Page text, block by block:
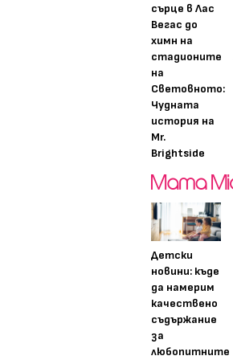
сърце в Лас
Вегас до
химн на
стадионите
на
Световното:
Чудната
история на
Mr.
Brightside
Детски
новини: къде
да намерим
качествено
съдържание
за
любопитните